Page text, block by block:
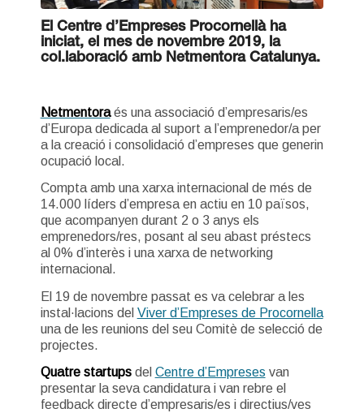
El Centre d’Empreses Procornellà ha
iniciat, el mes de novembre 2019, la
col.laboració amb Netmentora Catalunya.
Netmentoraés una associació d’empresaris/es
d’Europa dedicada al suport a l’emprenedor/a per
a la creació i consolidació d’empreses que generin
ocupació local.
Compta amb una xarxa internacional de més de
14.000 líders d’empresa en actiu en 10 països,
que acompanyen durant 2 o 3 anys els
emprenedors/res, posant al seu abast préstecs
al 0% d’interès i una xarxa de networking
internacional.
El 19 de novembre passat es va celebrar a les
instal·lacions del Viver d’Empreses de Procornella
una de les reunions del seu Comitè de selecció de
projectes.
Quatre startupsdel Centre d’Empreses van
presentar la seva candidatura i van rebre el
feedback directe d’empresaris/es i directius/ves